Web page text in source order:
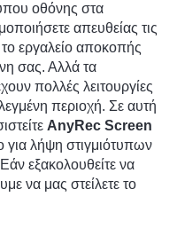
οθόνης στα
απευθείας τις
εργαλείο αποκοπής
σας. Αλλά τα
πολλές λειτουργίες
περιοχή. Σε αυτή
AnyRec Screen
για λήψη στιγμιότυπων
εξακολουθείτε να
να μας στείλετε το